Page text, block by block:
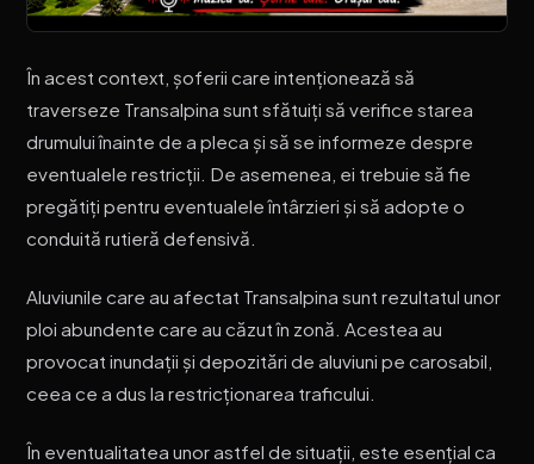
În acest context, șoferii care intenționează să
traverseze Transalpina sunt sfătuiți să verifice starea
drumului înainte de a pleca și să se informeze despre
eventualele restricții. De asemenea, ei trebuie să fie
pregătiți pentru eventualele întârzieri și să adopte o
conduită rutieră defensivă.
Aluviunile care au afectat Transalpina sunt rezultatul unor
ploi abundente care au căzut în zonă. Acestea au
provocat inundații și depozitări de aluviuni pe carosabil,
ceea ce a dus la restricționarea traficului.
În eventualitatea unor astfel de situații, este esențial ca